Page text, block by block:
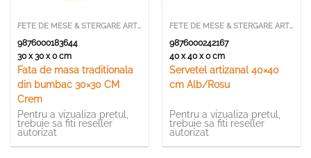
FETE DE MESE & STERGARE ARTIZANALE
9876000183644
30 x 30 x 0 cm
Fata de masa traditionala
din bumbac 30×30 CM
Crem
Pentru a vizualiza pretul,
trebuie sa fiti reseller
autorizat
FETE DE MESE & STERGARE ARTIZANALE
9876000242167
40 x 40 x 0 cm
Servetel artizanal 40×40
cm Alb/Rosu
Pentru a vizualiza pretul,
trebuie sa fiti reseller
autorizat